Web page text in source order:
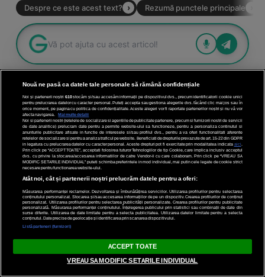
Vladimir
Ultima actualizare: 25 Septembrie 2025 @ 06:09
Nouă ne pasă ca datele tale personale să rămână confidențiale
Noi și partenerii noștri 610stocăm și/sau accesăm informații pe dispozitivul dvs., precum identificatorii cookie unici
pentru prelucrarea datelor cu caracter personal. Puteți accepta sau gestiona alegerile dvs. făcând clic mai jos sau în
orice moment, pe pagina cu politica de confidențialitate. Aceste alegeri vor fi raportate partenerilor noștri și nu vă vor
afecta navigarea.
Mai multe detalii
Noi si partenerii nostri (retelele de socializare si agentiile de publicitate partenere, precum si furnizorii nostri de servicii
de date analitice) prelucram date pentru a permite website-ului sa functioneze, pentru a personaliza continutul si
anunturile publicitare afisate in functie de interesele si/sau profilul dvs., pentru a va oferi functionalitati aferente
retelelor de socializare si pentru a analiza traficul pe website. Beneficiati de drepturile prevazute de art. 15-22 din GDPR
in legatura cu prelucrarea datelor cu caracter personal. Aceste drepturi pot fi exercitate prin modalitatea indicata aici
Prin click pe “ACCEPT TOATE”, acceptati folosirea tuturor Tehnologiilor de tip Cookie, care implica inclusiv acceptul
dvs. cu privire la stocarea/accesarea informatiilor de catre Vendor-ii cu care colaboram. Prin click pe “VREAU SA
MODIFIC SETARILE INDIVIDUAL” puteti schimba preferintele in mod individual, mai putin cele legate de cookie strict
necesare pentru functionarea website-ului.
Atât noi, cât și partenerii noștri prelucrăm datele pentru a oferi:
Măsurarea performanței reclamelor. Dezvoltarea și îmbunătățirea serviciilor. Utilizarea profilurilor pentru selectarea
conținutului personalizat. Stocarea și/sau accesarea informațiilor de pe un dispozitiv. Crearea profilurilor de conținut
personalizat. Utilizarea profilurilor pentru selectarea publicității personalizate. Crearea profilurilor pentru publicitate
personalizată. Măsurarea performanței conținutului. Înțelegerea publicului prin statistici sau combinații de date din
surse diferite. Utilizarea de date limitate pentru a selecta publicitatea. Utilizarea datelor limitate pentru a selecta
conținutul. Date precise de geolocație și identificarea prin scanarea dispozitivului.
Listă parteneri (furnizori)
ACCEPT TOATE
VREAU SA MODIFIC SETARILE INDIVIDUAL